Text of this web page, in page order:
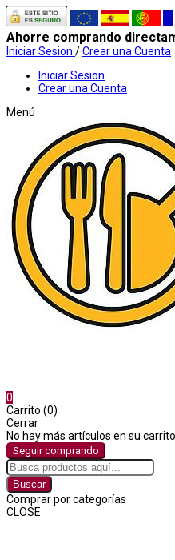
Ahorre comprando
Iniciar Sesion /Crear una Cuenta
Iniciar Sesion
Crear una Cuenta
Menú
0
Carrito (0)
Cerrar
No hay más artículos en su carrito
Seguir comprando
Buscar
Comprar por categorías
CLOSE